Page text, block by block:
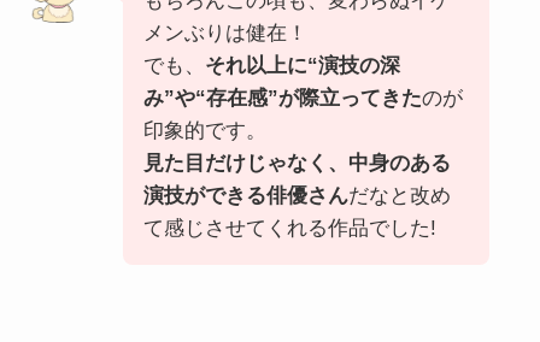
メンぶりは健在！
でも、 それ以上に“演技の深
み”や“存在感”が際立ってきたのが
印象的です。
見た目だけじゃなく、中身のある
演技ができる俳優さんだなと改め
て感じさせてくれる作品でした!